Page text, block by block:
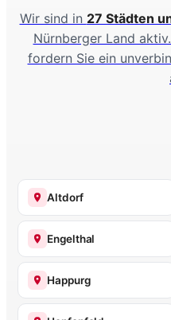
Wir sind in 27 Städten
Nürnberger Land
fordern Sie ein
Altdorf
Engelthal
Happurg